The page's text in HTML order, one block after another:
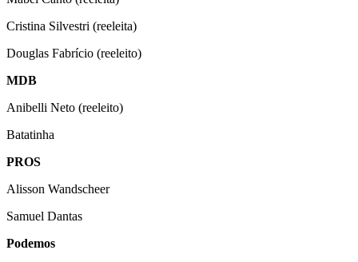
Cristina Silvestri (reeleita)
Douglas Fabrício (reeleito)
MDB
Anibelli Neto (reeleito)
Batatinha
PROS
Alisson Wandscheer
Samuel Dantas
Podemos